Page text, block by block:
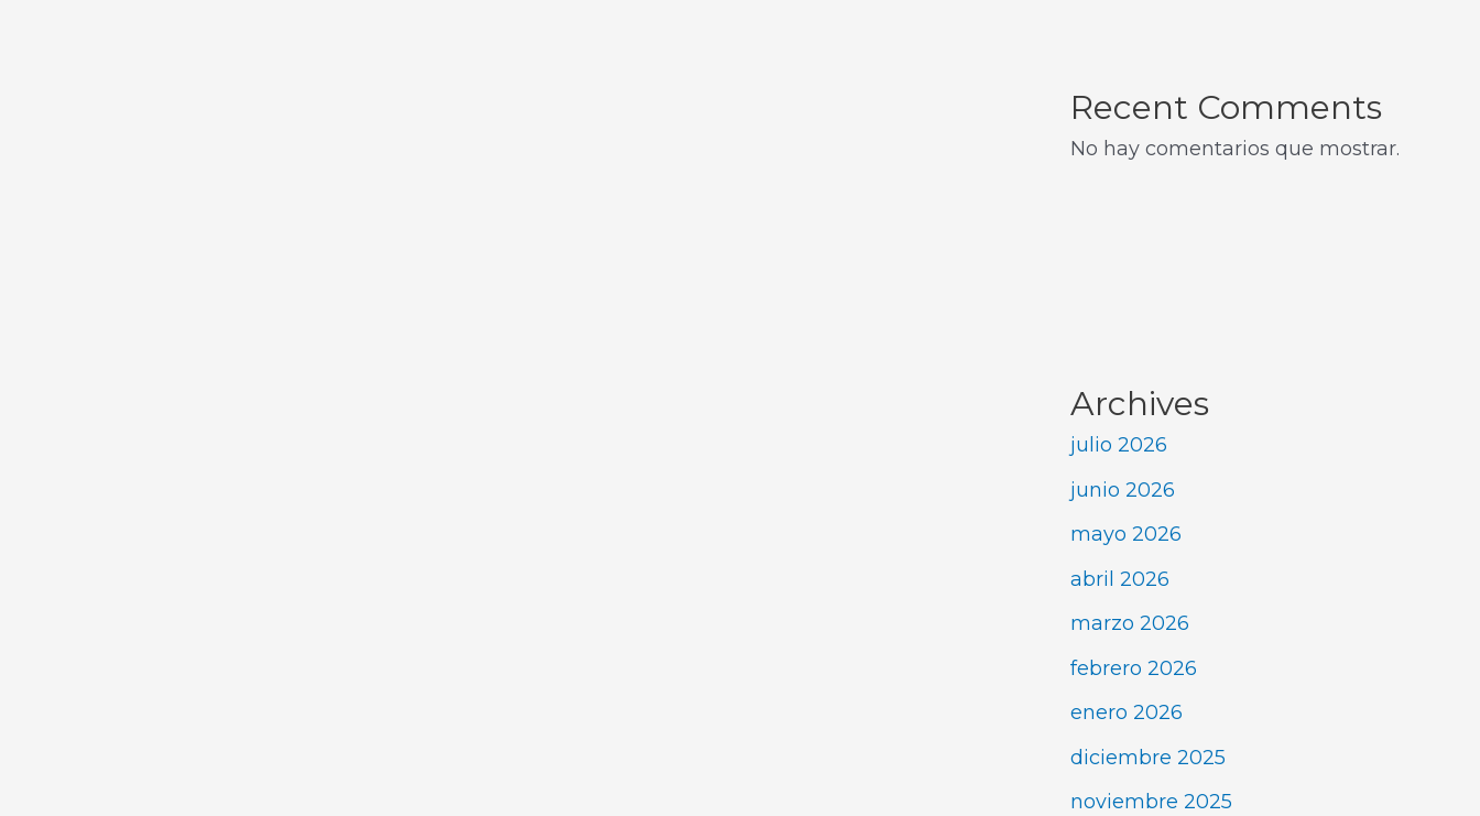
Recent Comments
No hay comentarios que mostrar.
Archives
julio 2026
junio 2026
mayo 2026
abril 2026
marzo 2026
febrero 2026
enero 2026
diciembre 2025
noviembre 2025